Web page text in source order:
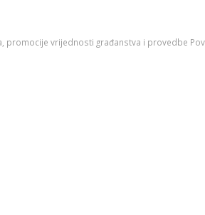
promocije vrijednosti građanstva i provedbe